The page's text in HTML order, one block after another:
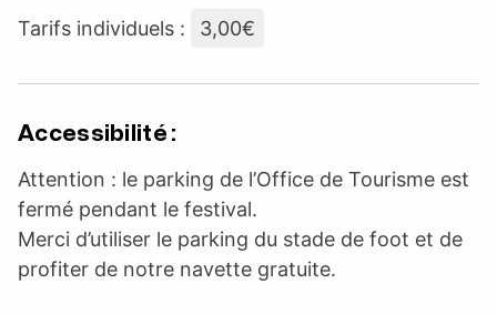
Tarifs individuels : 3,00€
Accessibilité :
Attention : le parking de l’Office de Tourisme est
fermé pendant le festival.
Merci d’utiliser le parking du stade de foot et de
profiter de notre navette gratuite.